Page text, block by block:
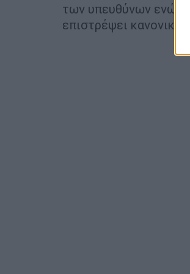
των υπευθύνων ενώ.
επιστρέψει κανονικά